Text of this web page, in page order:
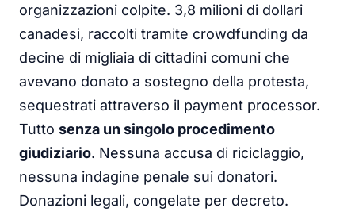
organizzazioni colpite. 3,8 milioni di dollari
canadesi, raccolti tramite crowdfunding da
decine di migliaia di cittadini comuni che
avevano donato a sostegno della protesta,
sequestrati attraverso il payment processor.
Tutto senza un singolo procedimento
giudiziario. Nessuna accusa di riciclaggio,
nessuna indagine penale sui donatori.
Donazioni legali, congelate per decreto.